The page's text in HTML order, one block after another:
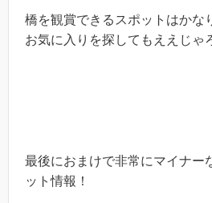
橋を観賞できるスポットはかな
お気に入りを探してもええじゃ
最後におまけで非常にマイナー
ット情報！